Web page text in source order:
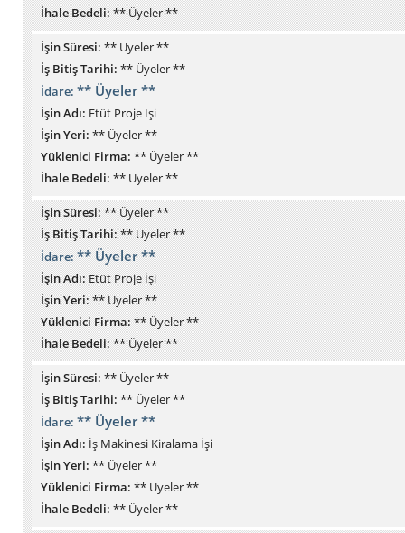
İhale Bedeli:** Üyeler **
İşin Süresi: ** Üyeler **
İş Bitiş Tarihi: ** Üyeler **
İdare: ** Üyeler **
İşin Adı: Etüt Proje İşi
İşin Yeri: ** Üyeler **
Yüklenici Firma: ** Üyeler **
İhale Bedeli: ** Üyeler **
İşin Süresi:** Üyeler **
İş Bitiş Tarihi:** Üyeler **
İdare:** Üyeler **
İşin Adı:Etüt Proje İşi
İşin Yeri:** Üyeler **
Yüklenici Firma:** Üyeler **
İhale Bedeli:** Üyeler **
İşin Süresi: ** Üyeler **
İş Bitiş Tarihi: ** Üyeler **
İdare: ** Üyeler **
İşin Adı: İş Makinesi Kiralama İşi
İşin Yeri: ** Üyeler **
Yüklenici Firma: ** Üyeler **
İhale Bedeli: ** Üyeler **